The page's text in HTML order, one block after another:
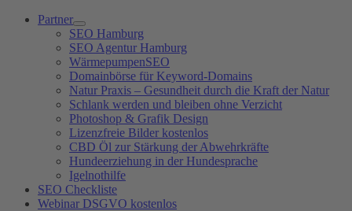
Zum
Partner
SEO Hamburg
SEO Agentur Hamburg
WärmepumpenSEO
Domainbörse für Keyword-Domains
Natur Praxis – Gesundheit durch die Kraft der Natur
Schlank werden und bleiben ohne Verzicht
Photoshop & Grafik Design
Lizenzfreie Bilder kostenlos
CBD Öl zur Stärkung der Abwehrkräfte
Hundeerziehung in der Hundesprache
Igelnothilfe
SEO Checkliste
Webinar DSGVO kostenlos